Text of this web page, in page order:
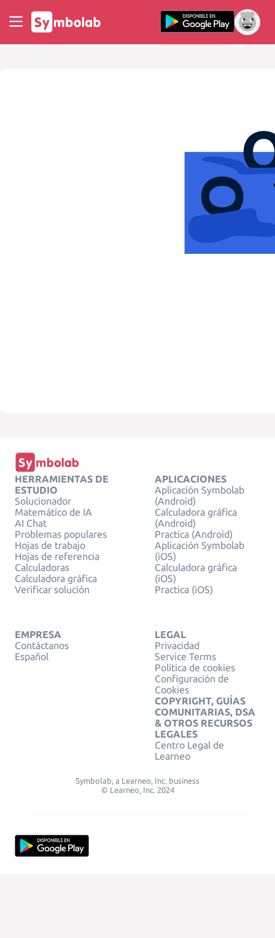
HERRAMIENTAS DE
ESTUDIO
Solucionador
Matemático de IA
AI Chat
Problemas populares
Hojas de trabajo
Hojas de referencia
Calculadoras
Calculadora gráfica
Verificar solución
APLICACIONES
Aplicación Symbolab
(Android)
Calculadora gráfica
(Android)
Practica (Android)
Aplicación Symbolab
(iOS)
Calculadora gráfica
(iOS)
Practica (iOS)
EMPRESA
Contáctanos
Español
LEGAL
Privacidad
Service Terms
Política de cookies
Configuración de
Cookies
COPYRIGHT, GUÍAS
COMUNITARIAS, DSA
& OTROS RECURSOS
LEGALES
Centro Legal de
Learneo
Symbolab, a Learneo, Inc. business
© Learneo, Inc. 2024